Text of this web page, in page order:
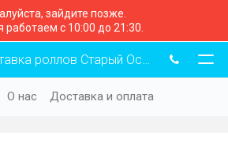
зайдите позже.
работаем с 10:00 до 21:30.
роллов Старый Оскол
О нас Доставка и оплата